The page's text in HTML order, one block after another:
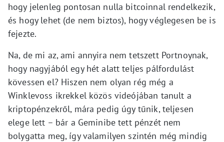
hogy jelenleg pontosan nulla bitcoinnal rendelkezik,
és hogy lehet (de nem biztos), hogy véglegesen be is
fejezte.
Na, de mi az, ami annyira nem tetszett Portnoynak,
hogy nagyjából egy hét alatt teljes pálfordulást
kövessen el? Hiszen nem olyan rég még a
Winklevoss ikrekkel közös videójában tanult a
kriptopénzekről, mára pedig úgy tűnik, teljesen
elege lett – bár a Geminibe tett pénzét nem
bolygatta meg, így valamilyen szintén még mindig